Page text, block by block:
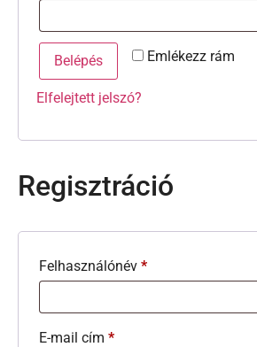
Emlékezz rám
Belépés
Elfelejtett jelszó?
Regisztráció
Felhasználónév *
E-mail cím *